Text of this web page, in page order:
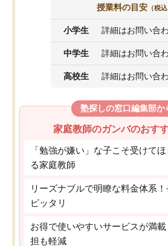
授業料の目安 （税込
小学生 詳細はお問い合
中学生 詳細はお問い合
高校生 詳細はお問い合
塾探しの窓口編集部か
家庭教師のガンバのおす
「勉強が嫌い」な子こそ受けて
る家庭教師
リーズナブルで明瞭な料金体系
ピッタリ
お得で使いやすいサービスが満
担も軽減